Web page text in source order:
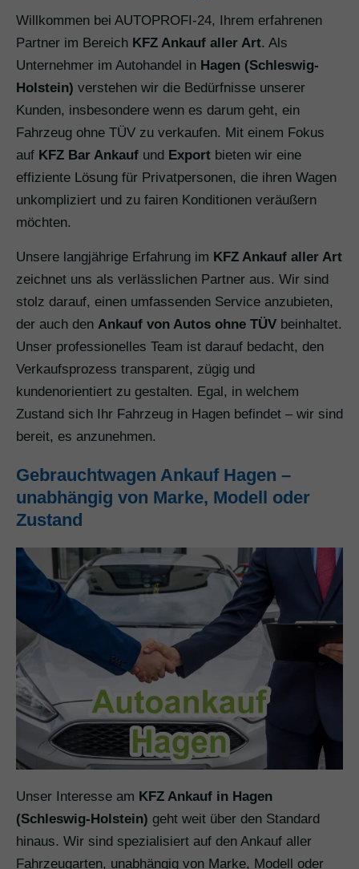
Willkommen bei AUTOPROFI-24, Ihrem erfahrenen
Partner im Bereich KFZ Ankauf aller Art. Als
Unternehmer im Autohandel in Hagen (Schleswig-
Holstein) verstehen wir die Bedürfnisse unserer
Kunden, insbesondere wenn es darum geht, ein
Fahrzeug ohne TÜV zu verkaufen. Mit einem Fokus
auf KFZ Bar Ankauf und Export bieten wir eine
effiziente Lösung für Privatpersonen, die ihren Wagen
unkompliziert und zu fairen Konditionen veräußern
möchten.
Unsere langjährige Erfahrung im KFZ Ankauf aller Art
zeichnet uns als verlässlichen Partner aus. Wir sind
stolz darauf, einen umfassenden Service anzubieten,
der auch den Ankauf von Autos ohne TÜV beinhaltet.
Unser professionelles Team ist darauf bedacht, den
Verkaufsprozess transparent, zügig und
kundenorientiert zu gestalten. Egal, in welchem
Zustand sich Ihr Fahrzeug in Hagen befindet – wir sind
bereit, es anzunehmen.
Gebrauchtwagen Ankauf Hagen –
unabhängig von Marke, Modell oder
Zustand
Unser Interesse am KFZ Ankauf in Hagen
(Schleswig-Holstein) geht weit über den Standard
hinaus. Wir sind spezialisiert auf den Ankauf aller
Fahrzeugarten, unabhängig von Marke, Modell oder